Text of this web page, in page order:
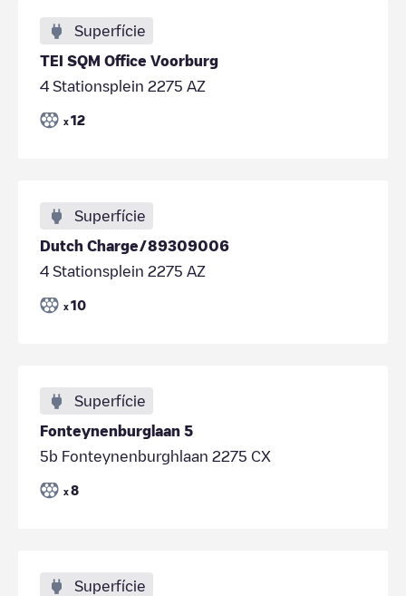
Superfície
TEI SQM Office Voorburg
4 Stationsplein 2275 AZ
x 12
Superfície
Dutch Charge/89309006
4 Stationsplein 2275 AZ
x 10
Superfície
Fonteynenburglaan 5
5b Fonteynenburghlaan 2275 CX
x 8
Superfície